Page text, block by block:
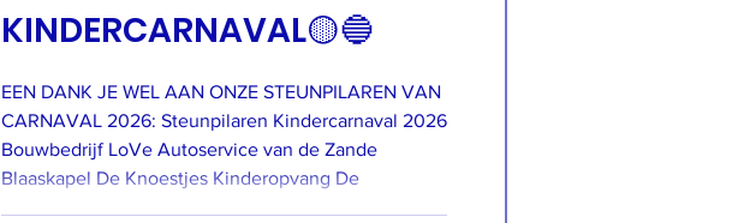
KINDERCARNAVAL🟡🔵
EEN DANK JE WEL AAN ONZE STEUNPILAREN VAN
CARNAVAL 2026: Steunpilaren Kindercarnaval 2026
Bouwbedrijf LoVe Autoservice van de Zande
Blaaskapel De Knoestjes Kinderopvang De